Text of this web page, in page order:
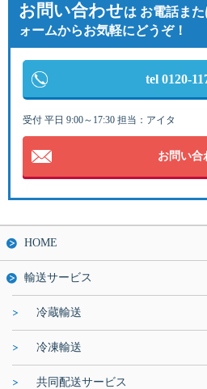
お問い合わせは お電話ま
ォームからお気軽にどうぞ！
tel 0120-
受付 平日 9:00～17:30 担当：アイタ
お問い合
HOME
輸送サービス
冷蔵輸送
冷凍輸送
共同配送サービス